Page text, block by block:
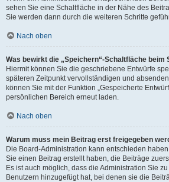
sehen Sie eine Schaltfläche in der Nähe des
Sie werden dann durch die weiteren Schritte
Nach oben
Was bewirkt die „Speichern“-Schaltfläche
Hiermit können Sie die geschriebene Entwürfe
späteren Zeitpunkt vervollständigen und
können Sie mit der Funktion „Gespeicherte
persönlichen Bereich erneut laden.
Nach oben
Warum muss mein Beitrag erst freigegeben
Die Board-Administration kann entschieden
Sie einen Beitrag erstellt haben, die Beiträge
Es ist auch möglich, dass die Administration Sie
Benutzern hinzugefügt hat, bei denen sie die